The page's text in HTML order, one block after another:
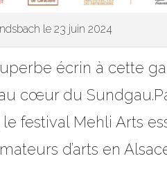
le 23 juin 2024
écrin à cette
cœur du
festival Mehli Arts
d’arts en